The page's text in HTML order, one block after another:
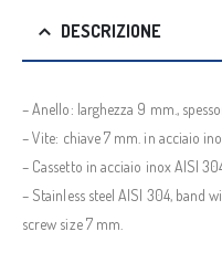
DESCRIZIONE
– Anello: larghezza 9 mm.,
– Vite: chiave 7 mm. in acciaio
– Cassetto in acciaio inox AISI
– Stainless steel AISI 304, band
screw size 7 mm.